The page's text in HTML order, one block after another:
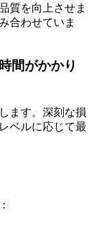
質を向上させま
合わせていま
間がかかり
ます。深刻な損
ベルに応じて最